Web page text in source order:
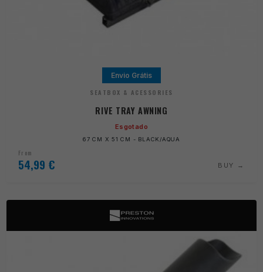
Envio Grátis
SEATBOX & ACESSORIES
RIVE TRAY AWNING
Esgotado
67 CM X 51 CM - BLACK/AQUA
From
54,99 € BUY